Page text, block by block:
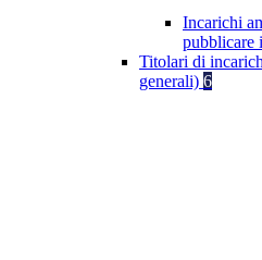
Incarichi
pubblicare
Titolari di
generali) 6